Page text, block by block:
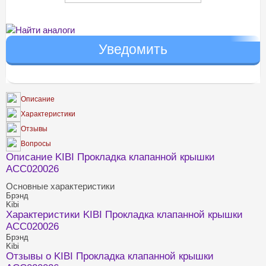
Найти аналоги
Описание
Характеристики
Отзывы
Вопросы
Описание KIBI Прокладка клапанной крышки
ACC020026
Основные характеристики
Брэнд
Kibi
Характеристики KIBI Прокладка клапанной крышки
ACC020026
Брэнд
Kibi
Отзывы о KIBI Прокладка клапанной крышки